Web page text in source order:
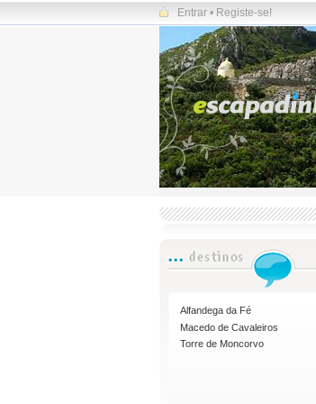
Entrar • Registe-se!
Alfandega da Fé
Macedo de Cavaleiros
Torre de Moncorvo